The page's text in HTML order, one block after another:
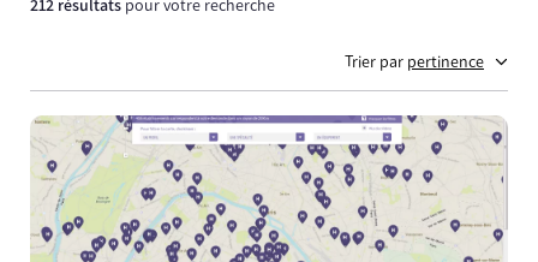
212 résultats pour votre recherche
Trier par pertinence